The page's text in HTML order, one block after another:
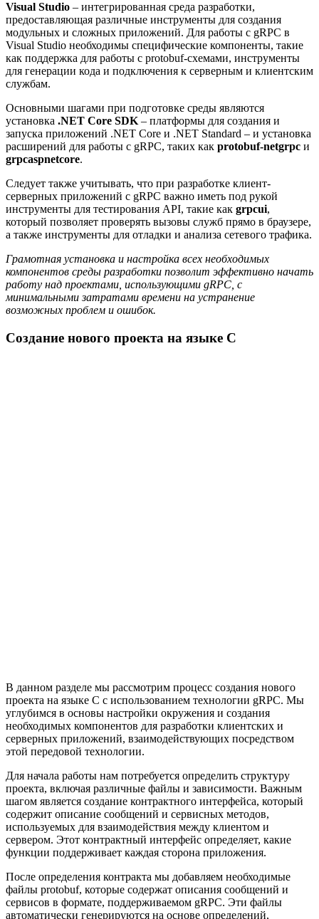
Visual Studio – интегрированная среда разработки,
предоставляющая различные инструменты для создания
модульных и сложных приложений. Для работы с gRPC в
Visual Studio необходимы специфические компоненты, такие
как поддержка для работы с protobuf-схемами, инструменты
для генерации кода и подключения к серверным и клиентским
службам.
Основными шагами при подготовке среды являются
установка .NET Core SDK – платформы для создания и
запуска приложений .NET Core и .NET Standard – и установка
расширений для работы с gRPC, таких как protobuf-netgrpc и
grpcaspnetcore.
Следует также учитывать, что при разработке клиент-
серверных приложений с gRPC важно иметь под рукой
инструменты для тестирования API, такие как grpcui,
который позволяет проверять вызовы служб прямо в браузере,
а также инструменты для отладки и анализа сетевого трафика.
Грамотная установка и настройка всех необходимых
компонентов среды разработки позволит эффективно начать
работу над проектами, использующими gRPC, с
минимальными затратами времени на устранение
возможных проблем и ошибок.
Создание нового проекта на языке C
В данном разделе мы рассмотрим процесс создания нового
проекта на языке C с использованием технологии gRPC. Мы
углубимся в основы настройки окружения и создания
необходимых компонентов для разработки клиентских и
серверных приложений, взаимодействующих посредством
этой передовой технологии.
Для начала работы нам потребуется определить структуру
проекта, включая различные файлы и зависимости. Важным
шагом является создание контрактного интерфейса, который
содержит описание сообщений и сервисных методов,
используемых для взаимодействия между клиентом и
сервером. Этот контрактный интерфейс определяет, какие
функции поддерживает каждая сторона приложения.
После определения контракта мы добавляем необходимые
файлы protobuf, которые содержат описания сообщений и
сервисов в формате, поддерживаемом gRPC. Эти файлы
автоматически генерируются на основе определений,